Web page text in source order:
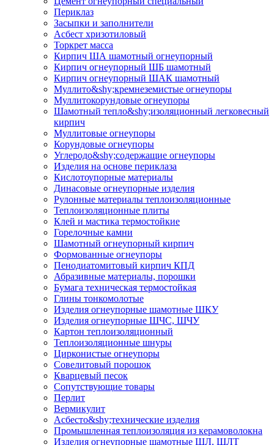
Периклаз
Засыпки и заполнители
Асбест хризотиловый
Торкрет масса
Кирпич ША шамотный огнеупорный
Кирпич огнеупорный ШБ шамотный
Кирпич огнеупорный ШАК шамотный
Муллито&shy;­кремнеземистые огнеупоры
Муллито­корундовые огнеупоры
Шамотный тепло&shy;изоляционный легковесный
кирпич
Муллитовые огнеупоры
Корундовые огнеупоры
Углеродо&shy;содержащие огнеупоры
Изделия на основе периклаза
Кислотоупорные материалы
Динасовые огнеупорные изделия
Рулонные материалы теплоизоляционные
Тепло­изоляционные плиты
Клей и мастика термостойкие
Горелочные камни
Шамотный огнеупорный кирпич
Формованные огнеупоры
Пенодиатомитовый кирпич КПД
Абразивные материалы, порошки
Бумага техническая термостойкая
Глины тонкомолотые
Изделия огнеупорные шамотные ШКУ
Изделия огнеупорные ШЧС, ШЧУ
Картон теплоизоляционный
Теплоизоляционные шнуры
Цирконистые огнеупоры
Совелитовый порошок
Кварцевый песок
Сопутствующие товары
Перлит
Вермикулит
Асбесто&shy;технические изделия
Промышленная теплоизоляция из керамоволокна
Изделия огнеупорные шамотные ШЛ, ШЛТ